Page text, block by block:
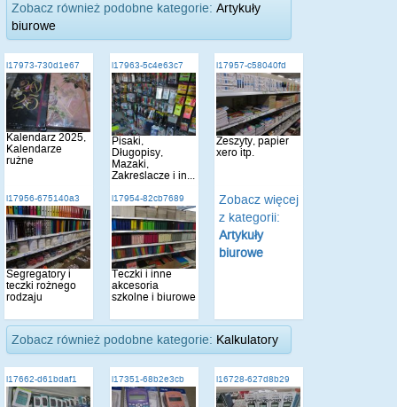
Zobacz również podobne kategorie: Artykuły
biurowe
i17973-730d1e67
Kalendarz 2025,
Kalendarze
rużne
i17963-5c4e63c7
Pisaki,
Długopisy,
Mazaki,
Zakreślacze i in...
i17957-c58040fd
Zeszyty, papier
xero itp.
i17956-675140a3
Segregatory i
teczki rożnego
rodzaju
i17954-82cb7689
Teczki i inne
akcesoria
szkolne i biurowe
Zobacz więcej
z kategorii:
Artykuły
biurowe
Zobacz również podobne kategorie: Kalkulatory
i17662-d61bdaf1 i17351-68b2e3cb i16728-627d8b29